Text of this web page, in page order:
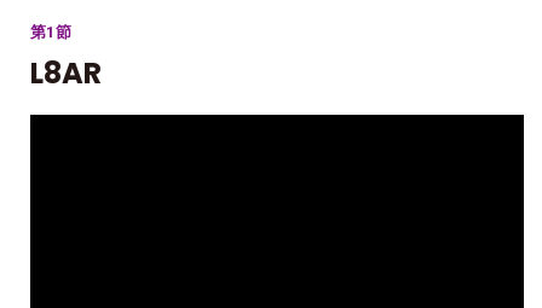
第1節
L8AR